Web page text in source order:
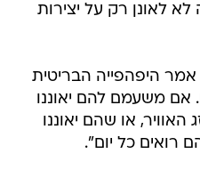
לאונן רק על יצירות
אמר היפהפייה הבריטית
אם משעמם להם יאוננו
או שהם יאוננו
רואים כל יום".